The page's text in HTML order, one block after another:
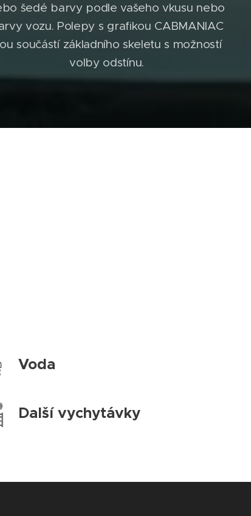
šedé barvy podle vašeho vkusu nebo
vozu. Polepy s grafikou CABMANIAC
součástí základního skeletu s možností
volby odstínu.
Voda
Další vychytávky